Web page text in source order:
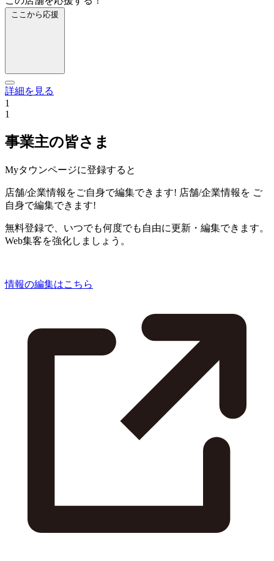
ここから応援
詳細を見る
1
1
事業主の皆さま
Myタウンページに登録すると
店舗/企業情報をご自身で編集できます! 店舗/企業情報を ご
自身で編集できます!
無料登録で、いつでも何度でも自由に更新・編集できます。
Web集客を強化しましょう。
情報の編集はこちら